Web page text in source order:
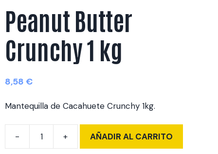
Peanut Butter
Crunchy 1 kg
8,58 €
Mantequilla de Cacahuete Crunchy 1kg.
Peanut
AÑADIR AL CARRITO